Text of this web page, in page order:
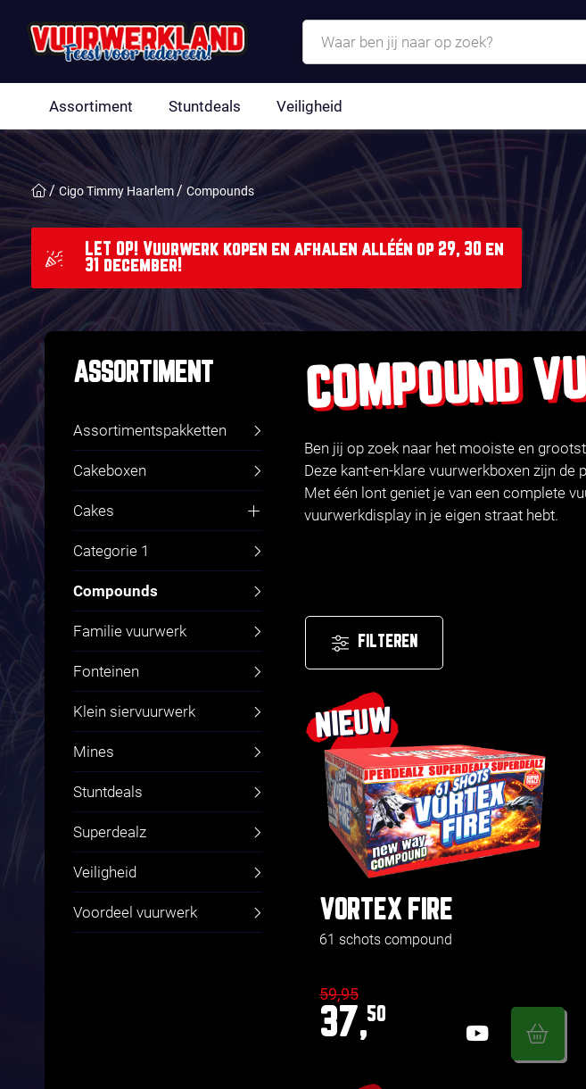
Assortiment Stuntdeals Veiligheid
Cigo Timmy Haarlem Compounds
LET OP! Vuurwerk kopen en afhalen alléén op 29, 30 en
31 december!
ASSORTIMENT
Assortimentspakketten
Cakeboxen
Cakes
Fluitcakes
Categorie 1
Compounds
Familie vuurwerk
Fonteinen
Klein siervuurwerk
Mines
Stuntdeals
Superdealz
Veiligheid
Voordeel vuurwerk
COMPOUND
Ben jij op zoek naar het mooiste en
Deze kant-en-klare vuurwerkboxen zijn
Met één lont geniet je van een complete
vuurwerkdisplay in je eigen straat hebt.
FILTEREN
NIEUW
VORTEX FIRE
61 schots compound
59,95
37,50